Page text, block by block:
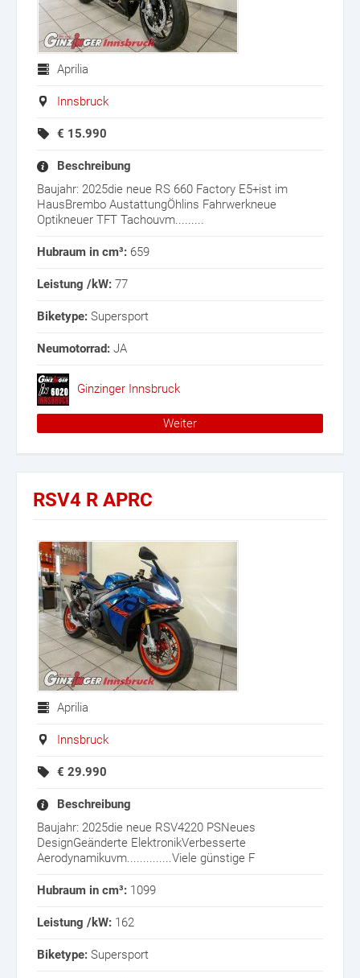
Aprilia
Innsbruck
€ 15.990
Beschreibung
Baujahr: 2025die neue RS 660 Factory E5+ist im
HausBrembo AustattungÖhlins Fahrwerkneue
Optikneuer TFT Tachouvm.........
Hubraum in cm³: 659
Leistung /kW: 77
Biketype: Supersport
Neumotorrad: JA
Ginzinger Innsbruck
Weiter
RSV4 R APRC
Aprilia
Innsbruck
€ 29.990
Beschreibung
Baujahr: 2025die neue RSV4220 PSNeues
DesignGeänderte ElektronikVerbesserte
Aerodynamikuvm..............Viele günstige F
Hubraum in cm³: 1099
Leistung /kW: 162
Biketype: Supersport